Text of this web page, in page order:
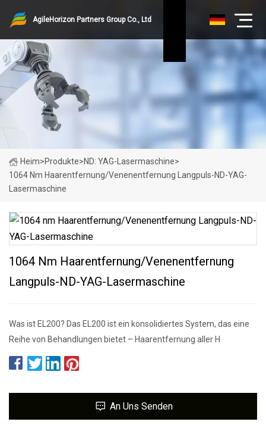
AgileHorizon Partners Group Co., Ltd
Heim>Produkte>ND: YAG-Lasermaschine>
1064 Nm Haarentfernung/Venenentfernung Langpuls-ND-YAG-
Lasermaschine
1064 Nm Haarentfernung/Venenentfernung
Langpuls-ND-YAG-Lasermaschine
Was ist EL200? Das EL200 ist ein konsolidiertes System, das eine
Reihe von Behandlungen bietet – Haarentfernung aller H
An Uns Senden